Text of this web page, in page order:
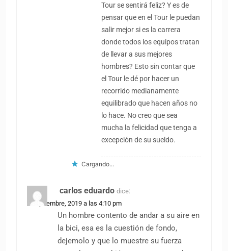
Tour se sentirá feliz? Y es de
pensar que en el Tour le puedan
salir mejor si es la carrera
donde todos los equipos tratan
de llevar a sus mejores
hombres? Esto sin contar que
el Tour le dé por hacer un
recorrido medianamente
equilibrado que hacen años no
lo hace. No creo que sea
mucha la felicidad que tenga a
excepción de su sueldo.
Cargando...
carlos eduardo dice:
2 septiembre, 2019 a las 4:10 pm
Un hombre contento de andar a su aire en
la bici, esa es la cuestión de fondo,
dejemolo y que lo muestre su fuerza